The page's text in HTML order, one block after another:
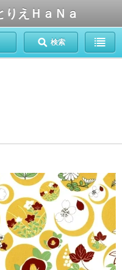
えＨａＮａ
検索